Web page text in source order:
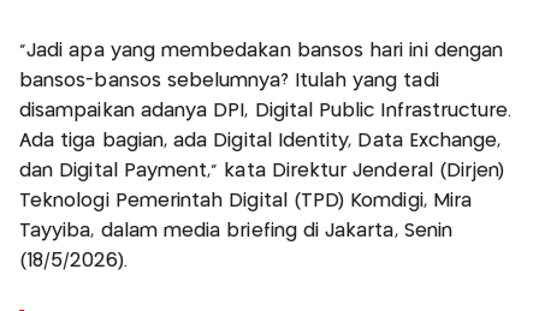
"Jadi apa yang membedakan bansos hari ini dengan
bansos-bansos sebelumnya? Itulah yang tadi
disampaikan adanya DPI, Digital Public Infrastructure.
Ada tiga bagian, ada Digital Identity, Data Exchange,
dan Digital Payment," kata Direktur Jenderal (Dirjen)
Teknologi Pemerintah Digital (TPD) Komdigi, Mira
Tayyiba, dalam media briefing di Jakarta, Senin
(18/5/2026).